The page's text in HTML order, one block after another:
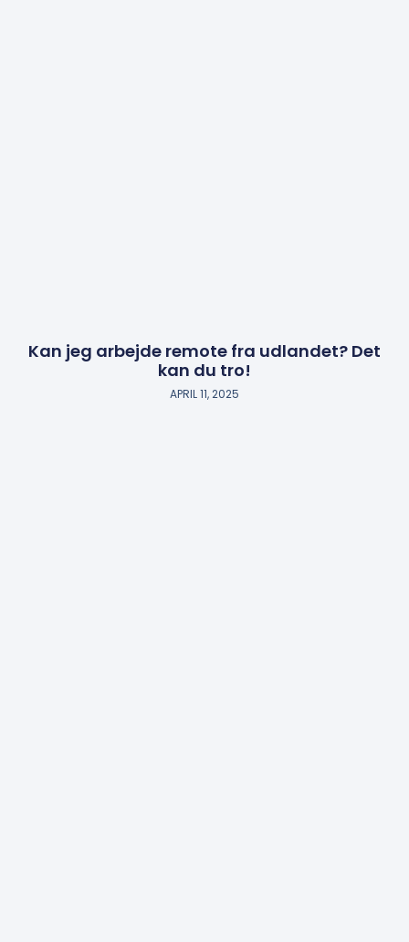
Kan jeg arbejde remote fra udlandet? Det
kan du tro!
APRIL 11, 2025